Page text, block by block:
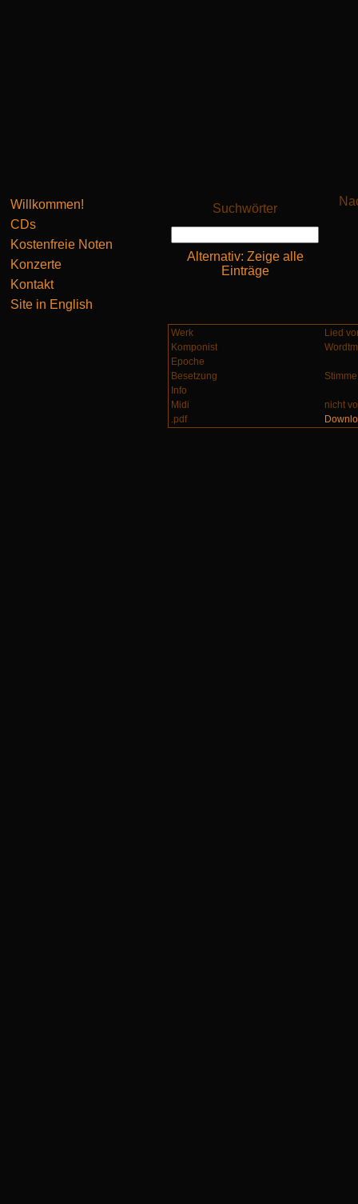
Willkommen!
CDs
Kostenfreie Noten
Konzerte
Kontakt
Site in English
Suchwörter
Alternativ: Zeige alle
Einträge
Werk
Lied
Komponist
Epoche
Besetzung
Info
Midi
nicht
.pdf